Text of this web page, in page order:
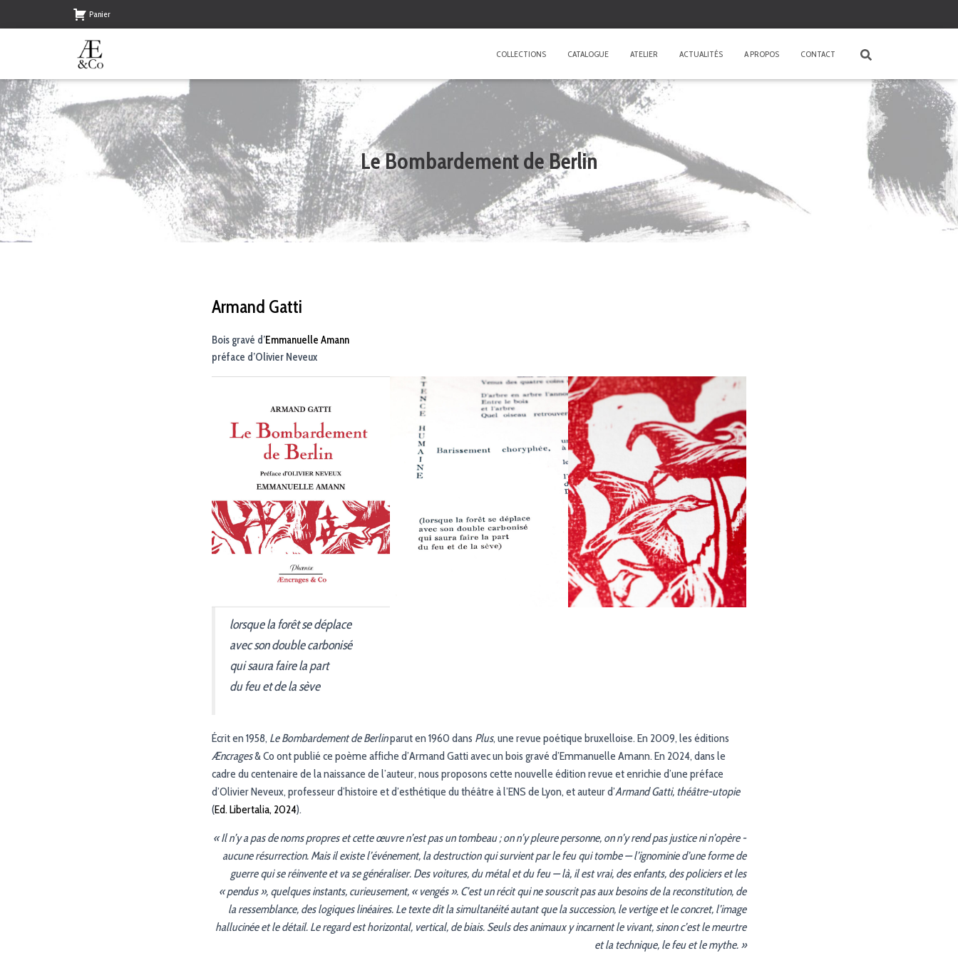
Panier
COLLECTIONS CATALOGUE ATELIER ACTUALITÉS A PROPOS CONTACT
Le Bombardement de Berlin
Armand Gatti
Bois gravé d’Emmanuelle Amann
préface d’Olivier Neveux
lorsque la forêt se déplace
avec son double carbonisé
qui saura faire la part
du feu et de la sève
Écrit en 1958, Le Bombardement de Berlinparut en 1960 dans Plus, une revue poétique bruxelloise. En 2009, les éditions
Æncrages& Co ont publié ce poème affiche d’Armand Gatti avec un bois gravé d’Emmanuelle Amann. En 2024, dans le
cadre du centenaire de la naissance de l’auteur, nous proposons cette nouvelle édition revue et enrichie d’une préface
d’Olivier Neveux, professeur d’histoire et d’esthétique du théâtre à l’ENS de Lyon, et auteur d’Armand Gatti, théâtre-utopie
(Ed. Libertalia, 2024).
« Il n’y a pas de noms propres et cette œuvre n’est pas un ­tombeau ; on n’y pleure personne, on n’y rend pas justice ni n’opère ­
aucune résurrection. Mais il existe l’événement, la destruction qui ­survient par le feu qui tombe — l’ignominie d’une forme de
guerre qui se réinvente et va se généraliser. Des voitures, du métal et du feu — là, il est vrai, des enfants, des policiers et les
« pendus », quelques instants, curieusement, « vengés ». C’est un récit qui ne souscrit pas aux besoins de la reconstitution, de
la ressemblance, des logiques linéaires. Le texte dit la simultanéité autant que la succession, le vertige et le concret, l’image
hallucinée et le détail. Le regard est ­horizontal, vertical, de biais. Seuls des animaux y incarnent le vivant, sinon c’est le meurtre
et la technique, le feu et le mythe. »